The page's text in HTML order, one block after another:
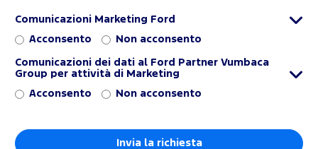
Comunicazioni Marketing Ford
Acconsento Non acconsento
Comunicazioni dei dati al Ford Partner Vumbaca
Group per attività di Marketing
Acconsento Non acconsento